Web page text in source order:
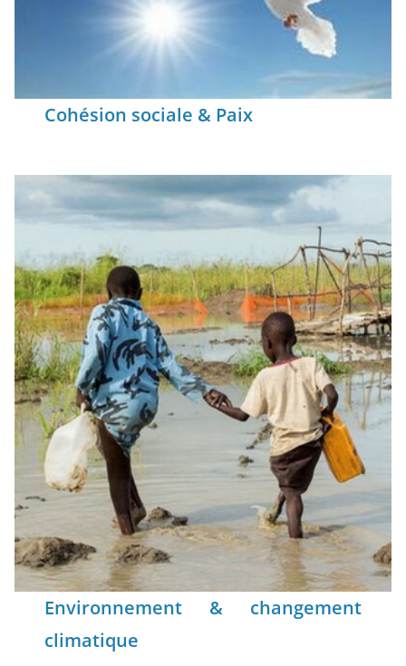
Cohésion sociale & Paix
Environnement & changement
climatique